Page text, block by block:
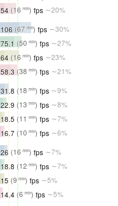
54 (16 min) fps ∼20%
106 (67 min) fps ∼30%
75.1(50 min) fps ∼27%
64(16 min) fps ∼23%
58.3 (38 min) fps ∼21%
31.8 (18 min) fps ∼9%
22.9 (13 min) fps ∼8%
18.5 (11 min) fps ∼7%
16.7 (10 min) fps ∼6%
26 (16 min) fps ∼7%
18.8 (12 min) fps ∼7%
15 (9 min) fps ∼5%
14.4 (6 min) fps ∼5%